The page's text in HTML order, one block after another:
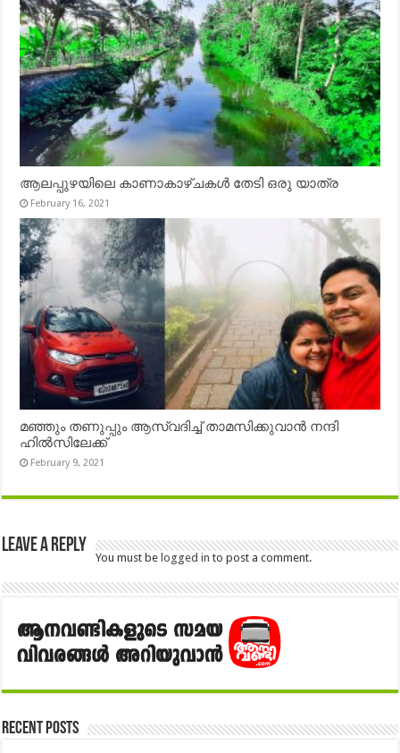
ആലപ്പുഴയിലെ കാണാകാഴ്ചകൾ തേടി ഒരു യാത്ര
February 16, 2021
മഞ്ഞും തണുപ്പും ആസ്വദിച്ച് താമസിക്കുവാൻ നന്ദി
ഹിൽസിലേക്ക്
February 9, 2021
Leave a Reply
You must be logged in to post a comment.
Recent Posts